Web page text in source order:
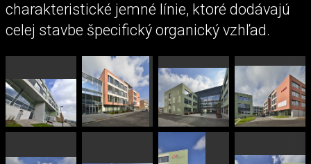
charakteristické jemné línie, ktoré dodávajú
celej stavbe špecifický organický vzhľad.